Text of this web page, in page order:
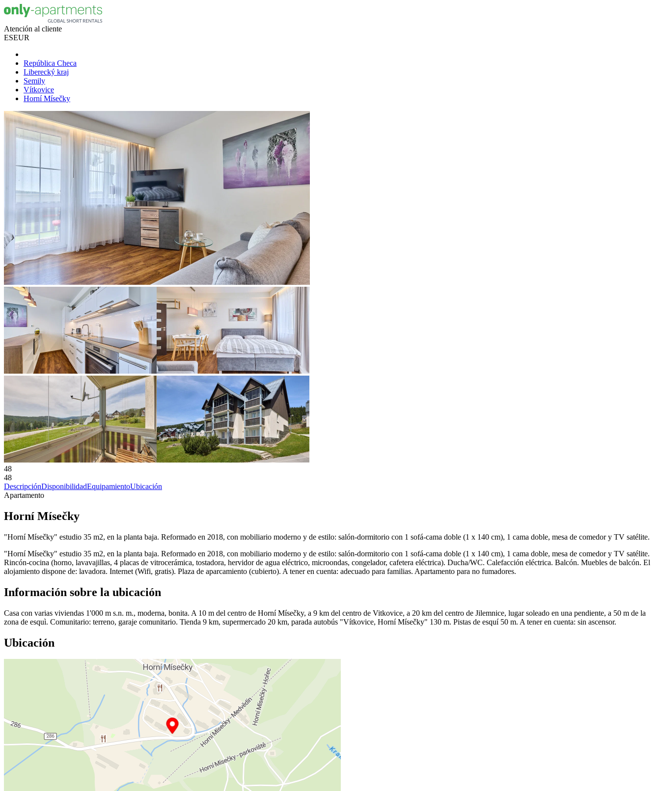
Atención al cliente
ESEUR
República Checa
Liberecký kraj
Semily
Vítkovice
Horní Mísečky
48
48
DescripciónDisponibilidadEquipamientoUbicación
Apartamento
Horní Mísečky
"Horní Mísečky" estudio 35 m2, en la planta baja. Reformado en 2018, con mobiliario moderno y de estilo: salón-dormitorio con 1 sofá-cama doble (1 x 140 cm), 1 cama doble, mesa de comedor y TV satélite.
"Horní Mísečky" estudio 35 m2, en la planta baja. Reformado en 2018, con mobiliario moderno y de estilo: salón-dormitorio con 1 sofá-cama doble (1 x 140 cm), 1 cama doble, mesa de comedor y TV satélite.
Rincón-cocina (horno, lavavajillas, 4 placas de vitrocerámica, tostadora, hervidor de agua eléctrico, microondas, congelador, cafetera eléctrica). Ducha/WC. Calefacción eléctrica. Balcón. Muebles de balcón. El
alojamiento dispone de: lavadora. Internet (Wifi, gratis). Plaza de aparcamiento (cubierto). A tener en cuenta: adecuado para familias. Apartamento para no fumadores.
Información sobre la ubicación
Casa con varias viviendas 1'000 m s.n. m., moderna, bonita. A 10 m del centro de Horní Mísečky, a 9 km del centro de Vitkovice, a 20 km del centro de Jilemnice, lugar soleado en una pendiente, a 50 m de la
zona de esquì. Comunitario: terreno, garaje comunitario. Tienda 9 km, supermercado 20 km, parada autobús "Vítkovice, Horní Mísečky" 130 m. Pistas de esquí 50 m. A tener en cuenta: sin ascensor.
Ubicación